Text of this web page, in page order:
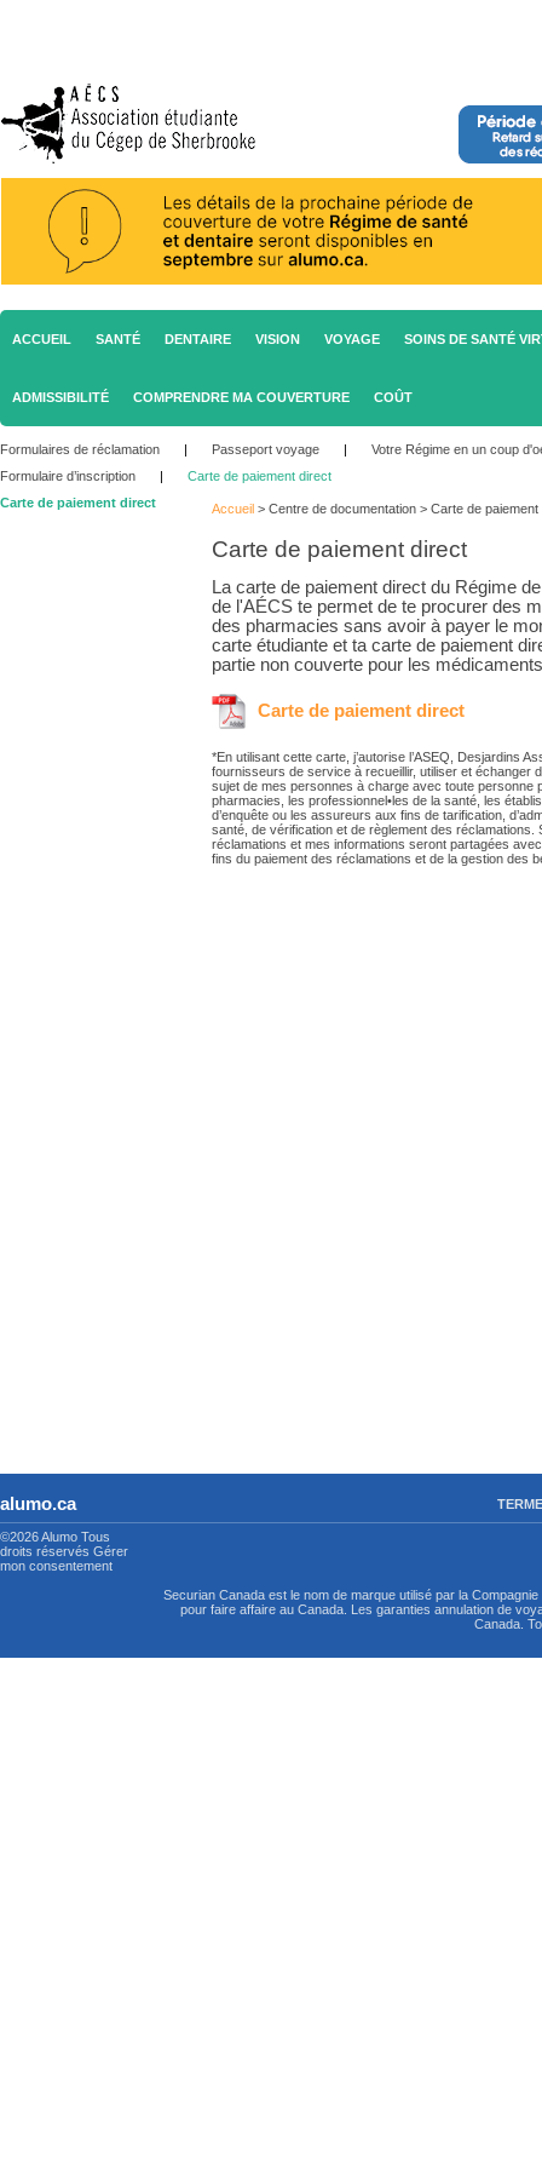
ACCUEIL SANTÉ DENTAIRE VISION VOYAGE SOINS DE SANTÉ
ADMISSIBILITÉ COMPRENDRE MA COUVERTURE COÛT
Formulaires de réclamation | Passeport voyage |
Votre Régime en un coup
Formulaire d’inscription
|
Carte de paiement direct
Carte de paiement direct
Accueil > Centre de documentation > Carte de paiement
Carte de paiement direct
La carte de paiement direct du Régime
de l'AÉCS te permet de te procurer des
des pharmacies sans avoir à payer le
carte étudiante et ta carte de paiement
partie non couverte pour les
Carte de paiement direct
*En utilisant cette carte, j’autorise l’ASEQ, Desjardins
fournisseurs de service à recueillir, utiliser et échanger
sujet de mes personnes à charge avec toute personne
pharmacies, les professionnel•les de la santé, les
d’enquête ou les assureurs aux fins de tarification,
santé, de vérification et de règlement des
réclamations et mes informations seront partagées
fins du paiement des réclamations et de la gestion des
alumo.ca
©2026 Alumo Tous
droits réservés Gérer
mon consentement
Securian Canada est le nom de marque utilisé par la
pour faire affaire au Canada. Les garanties annulation de
Canada.